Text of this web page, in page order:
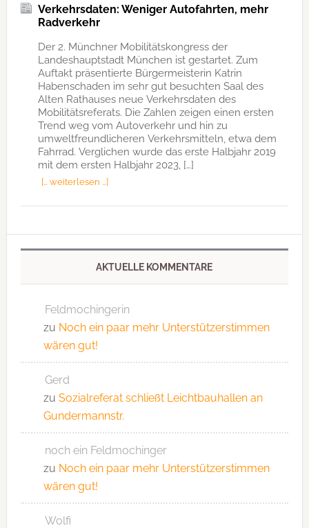
Verkehrsdaten: Weniger Autofahrten, mehr
Radverkehr
Der 2. Münchner Mobilitätskongress der
Landeshauptstadt München ist gestartet. Zum
Auftakt präsentierte Bürgermeisterin Katrin
Habenschaden im sehr gut besuchten Saal des
Alten Rathauses neue Verkehrsdaten des
Mobilitätsreferats. Die Zahlen zeigen einen ersten
Trend weg vom Autoverkehr und hin zu
umweltfreundlicheren Verkehrsmitteln, etwa dem
Fahrrad. Verglichen wurde das erste Halbjahr 2019
mit dem ersten Halbjahr 2023, […]
[… weiterlesen …]
AKTUELLE KOMMENTARE
Feldmochingerin
zu Noch ein paar mehr Unterstützerstimmen
wären gut!
Gerd
zu Sozialreferat schließt Leichtbauhallen an
Gundermannstr.
noch ein Feldmochinger
zu Noch ein paar mehr Unterstützerstimmen
wären gut!
Wolfi